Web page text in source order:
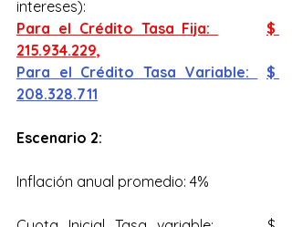
intereses):
Para el Crédito Tasa Fija: 		$
215.934.229,
Para el Crédito Tasa Variable: 	$
208.328.711
Escenario 2:
Inflación anual promedio: 4%